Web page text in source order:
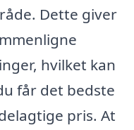
Dette giver
hvilket kan
får det bedste
pris. At